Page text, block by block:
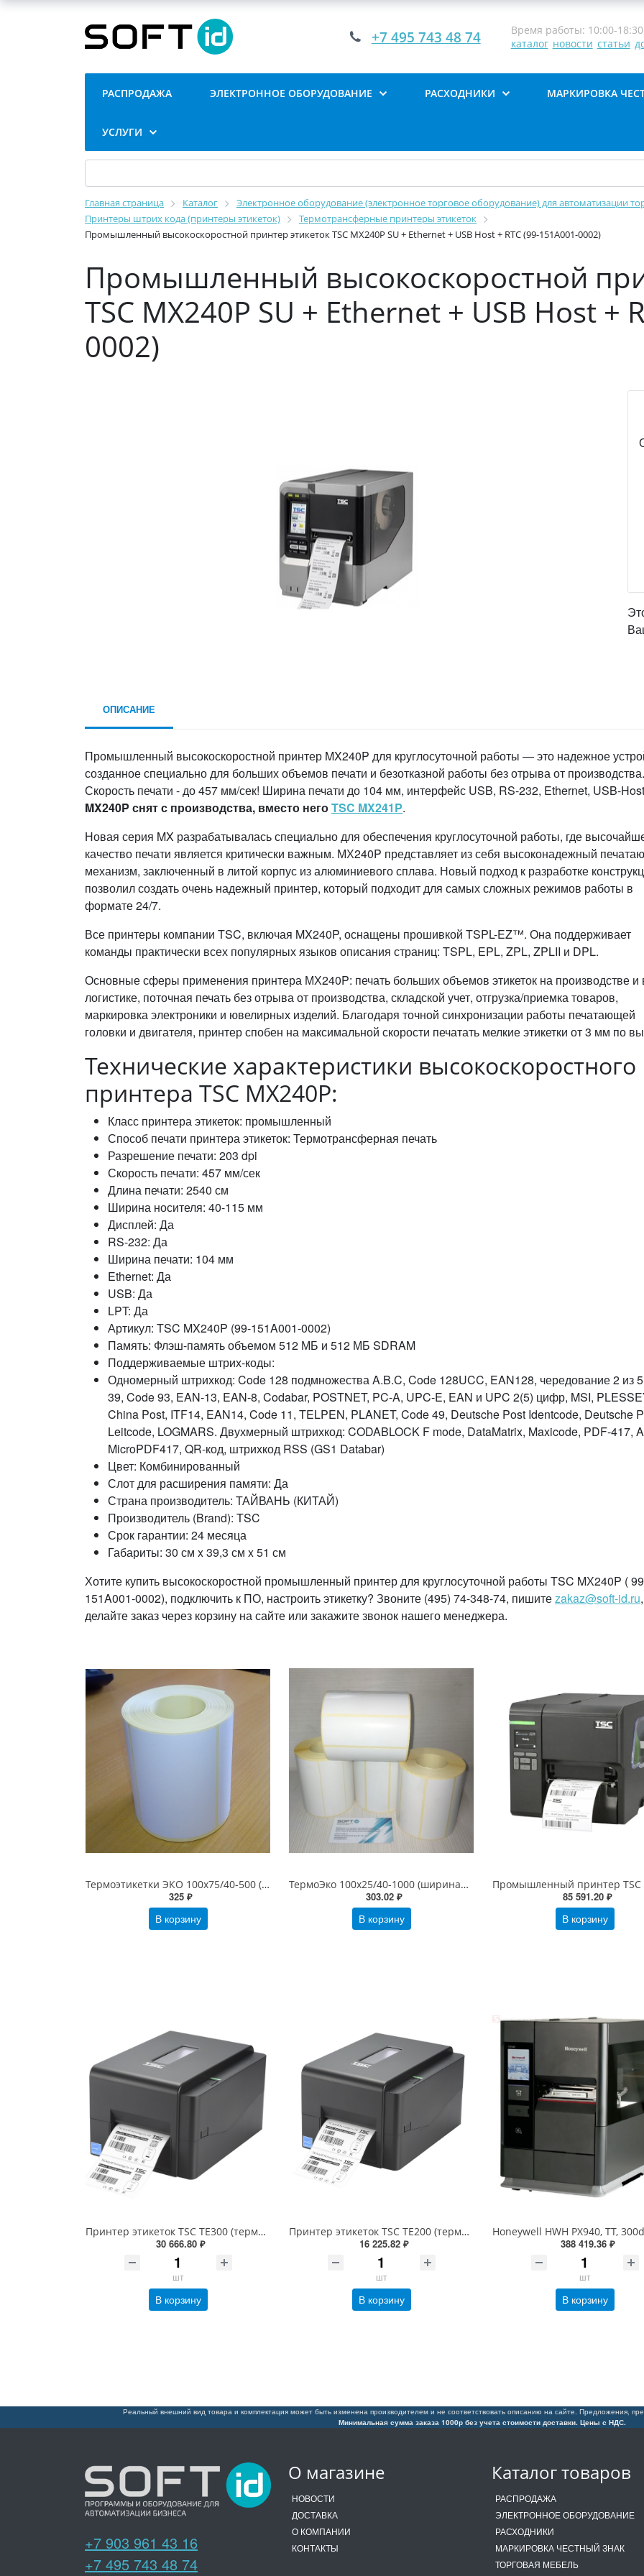
+7 495 743 48 74
Время работы: 10:00-
каталог новости статьи
РАСПРОДАЖА ЭЛЕКТРОННОЕ ОБОРУДОВАНИЕ РАСХОДНИКИ МАРКИРОВКА
УСЛУГИ
Главная страница Каталог
Электронное оборудование (электронное торговое оборудование) для автоматизации
Принтеры штрих кода (принтеры этикеток)
Термотрансферные принтеры этикеток
Промышленный высокоскоростной принтер этикеток TSC MX240P SU + Ethernet + USB Host + RTC (99-151A001-0002)
Промышленный высокоскоростной
TSC MX240P SU + Ethernet + USB Host +
0002)
ОПИСАНИЕ
Промышленный высокоскоростной принтер MX240P для круглосуточной работы — это надежное
созданное специально для больших объемов печати и безотказной работы без отрыва от производства.
Скорость печати - до 457 мм/сек! Ширина печати до 104 мм, интерфейс USB, RS-232, Ethernet, USB-
MX240P снят с производства, вместо негоTSC MX241P.
Новая серия MX разрабатывалась специально для обеспечения круглосуточной работы, где
качество печати является критически важным. МХ240P представляет из себя высоконадежный
механизм, заключенный в литой корпус из алюминиевого сплава. Новый подход к разработке
позволил создать очень надежный принтер, который подходит для самых сложных режимов работы в
формате 24/7.
Все принтеры компании TSC, включая MX240P, оснащены прошивкой TSPL-EZ™. Она поддерживает
команды практически всех популярных языков описания страниц: TSPL, EPL, ZPL, ZPLII и DPL.
Основные сферы применения принтера МХ240P: печать больших объемов этикеток на производстве и
логистике, поточная печать без отрыва от производства, складской учет, отгрузка/приемка товаров,
маркировка электроники и ювелирных изделий. Благодаря точной синхронизации работы печатающей
головки и двигателя, принтер спобен на максимальной скорости печатать мелкие этикетки от 3 мм по
Технические характеристики высокоскоростного
принтера TSC MX240P:
Класс принтера этикеток: промышленный
Способ печати принтера этикеток: Термотрансферная печать
Разрешение печати: 203 dpi
Скорость печати: 457 мм/сек
Длина печати: 2540 см
Ширина носителя: 40-115 мм
Дисплей: Да
RS-232: Да
Ширина печати: 104 мм
Ethernet: Да
USB: Да
LPT: Да
Артикул: TSC MX240P (99-151A001-0002)
Память: Флэш-память объемом 512 МБ и 512 МБ SDRAM
Поддерживаемые штрих-коды:
Одномерный штрихкод: Code 128 подмножества A.B.C, Code 128UCC, EAN128, чередование 2 из
39, Code 93, EAN-13, EAN-8, Codabar, POSTNET, PC-A, UPC-E, EAN и UPC 2(5) цифр, MSI,
China Post, ITF14, EAN14, Code 11, TELPEN, PLANET, Code 49, Deutsche Post Identcode, Deutsche
Leitcode, LOGMARS. Двухмерный штрихкод: CODABLOCK F mode, DataMatrix, Maxicode, PDF-417,
MicroPDF417, QR-код, штрихкод RSS (GS1 Databar)
Цвет: Комбинированный
Слот для расширения памяти: Да
Страна производитель: ТАЙВАНЬ (КИТАЙ)
Производитель (Brand): TSC
Срок гарантии: 24 месяца
Габариты: 30 см x 39,3 см x 51 см
Хотите купить высокоскоростной промышленный принтер для круглосуточной работы TSC MХ240P (
151A001-0002), подключить к ПО, настроить этикетку? Звоните (495) 74-348-74, пишитеzakaz@soft-id.ru,
делайте заказ через корзину на сайте или закажите звонок нашего менеджера.
Термоэтикетки ЭКО 100х75/40-500 (ширина*высота/втулка-этикеток в рулоне), белые, 100*75/500
325 ₽
В корзину
ТермоЭко 100х25/40-1000 (ширина*высота/втулка-этикеток в рулоне), белая 100*25
303.02 ₽
В корзину
85 591.20 ₽
В корзину
Принтер этикеток TSC TE300 (термотрансферный, печать 300dpi, USB) 99-065A701-00LF00
30 666.80 ₽
шт
В корзину
Принтер этикеток TSC TE200 (термотрансферный, 203dpi, 99-065A101-R0LF05, 99-065A101-R0LF00)
16 225.82 ₽
шт
В корзину
388 419.36 ₽
шт
В корзину
Реальный внешний вид товара и комплектация может быть изменена производителем и не соответствовать описанию на сайте. Предложения,
Минимальная сумма заказа 1000р без учета стоимости доставки. Цены с НДС.
О магазине
НОВОСТИ
ДОСТАВКА
О КОМПАНИИ
КОНТАКТЫ
Каталог товаров
РАСПРОДАЖА
ЭЛЕКТРОННОЕ ОБОРУДОВАНИЕ
РАСХОДНИКИ
МАРКИРОВКА ЧЕСТНЫЙ ЗНАК
ТОРГОВАЯ МЕБЕЛЬ
+7 903 961 43 16
+7 495 743 48 74